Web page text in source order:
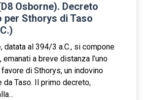
Osborne). Decreto
per Sthorys di Taso
datata al 394/3 a.C., si compone
a breve distanza l’uno
favore di Sthorys, un indovino
da Taso. Il primo decreto,